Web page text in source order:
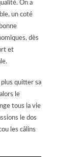
On a
un coté
dès
et
quitter sa
le
tous la vie
le dos
les câlins